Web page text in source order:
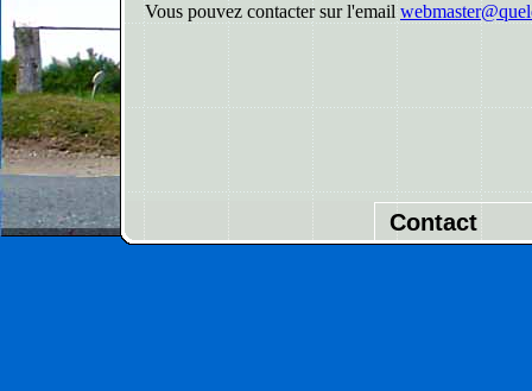
Vous pouvez contacter sur l'email
Contact